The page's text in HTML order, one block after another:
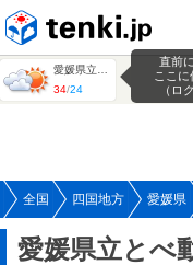
34/24
直前
ここ
（ロ
全国 四国地方 愛媛県
愛媛県立とべ